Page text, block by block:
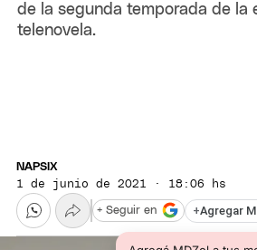
de la segunda temporada de la
telenovela.
NAPSIX
1 de junio de 2021 · 18:06 hs
+Agregar
+ Seguir en